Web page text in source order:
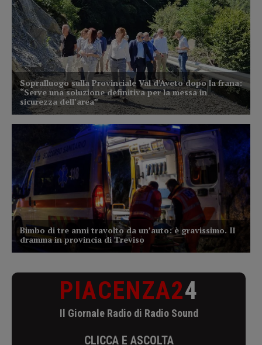
PIACENZA24
Il Giornale Radio di Radio Sound
CLICCA E ASCOLTA